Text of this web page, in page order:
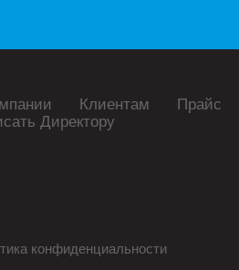
Клиентам Прайс
Директору
конфиденциальности